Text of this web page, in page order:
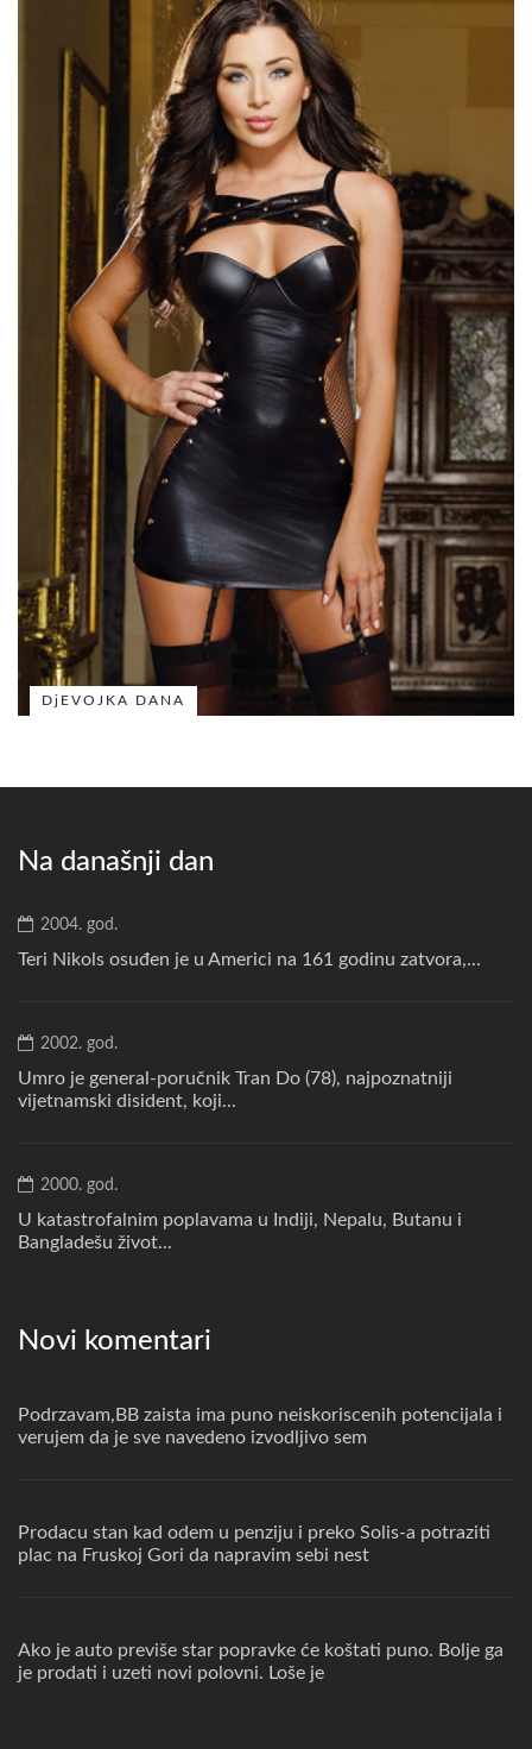
DjEVOJKA DANA
Na današnji dan
2004. god.
Teri Nikols osuđen je u Americi na 161 godinu zatvora,...
2002. god.
Umro je general-poručnik Tran Do (78), najpoznatniji
vijetnamski disident, koji...
2000. god.
U katastrofalnim poplavama u Indiji, Nepalu, Butanu i
Bangladešu život...
Novi komentari
Podrzavam,BB zaista ima puno neiskoriscenih potencijala i
verujem da je sve navedeno izvodljivo sem
Prodacu stan kad odem u penziju i preko Solis-a potraziti
plac na Fruskoj Gori da napravim sebi nest
Ako je auto previše star popravke će koštati puno. Bolje ga
je prodati i uzeti novi polovni. Loše je